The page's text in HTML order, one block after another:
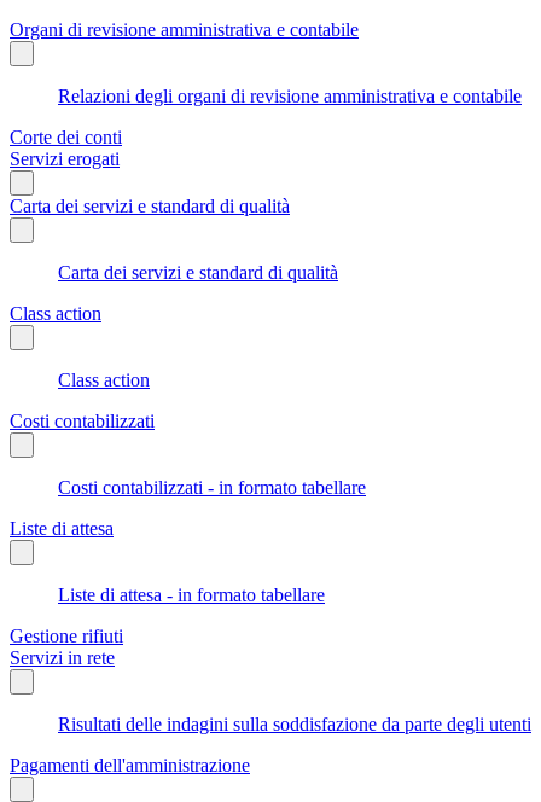
Organi di revisione amministrativa e contabile
Relazioni degli organi di revisione amministrativa e contabile
Corte dei conti
Servizi erogati
Carta dei servizi e standard di qualità
Carta dei servizi e standard di qualità
Class action
Class action
Costi contabilizzati
Costi contabilizzati - in formato tabellare
Liste di attesa
Liste di attesa - in formato tabellare
Gestione rifiuti
Servizi in rete
Risultati delle indagini sulla soddisfazione da parte degli utenti
Pagamenti dell'amministrazione